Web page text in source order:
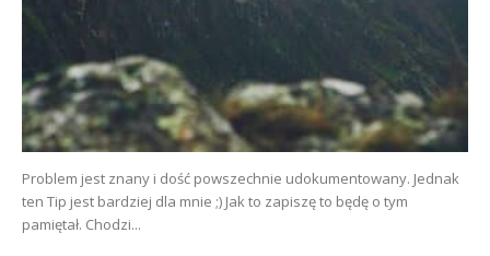
Problem jest znany i dość powszechnie udokumentowany. Jednak
ten Tip jest bardziej dla mnie ;) Jak to zapiszę to będę o tym
pamiętał. Chodzi...